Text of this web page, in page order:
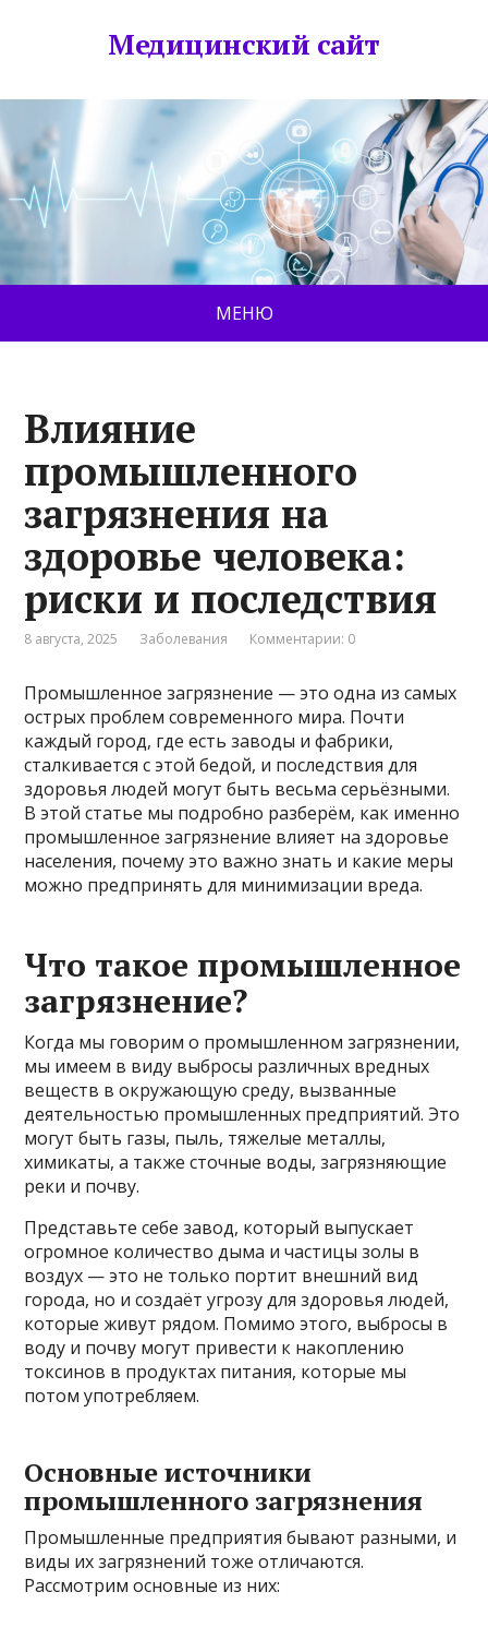
Медицинский сайт
МЕНЮ
Влияние
промышленного
загрязнения на
здоровье человека:
риски и последствия
8 августа, 2025 Заболевания Комментарии: 0
Промышленное загрязнение — это одна из самых
острых проблем современного мира. Почти
каждый город, где есть заводы и фабрики,
сталкивается с этой бедой, и последствия для
здоровья людей могут быть весьма серьёзными.
В этой статье мы подробно разберём, как именно
промышленное загрязнение влияет на здоровье
населения, почему это важно знать и какие меры
можно предпринять для минимизации вреда.
Что такое промышленное
загрязнение?
Когда мы говорим о промышленном загрязнении,
мы имеем в виду выбросы различных вредных
веществ в окружающую среду, вызванные
деятельностью промышленных предприятий. Это
могут быть газы, пыль, тяжелые металлы,
химикаты, а также сточные воды, загрязняющие
реки и почву.
Представьте себе завод, который выпускает
огромное количество дыма и частицы золы в
воздух — это не только портит внешний вид
города, но и создаёт угрозу для здоровья людей,
которые живут рядом. Помимо этого, выбросы в
воду и почву могут привести к накоплению
токсинов в продуктах питания, которые мы
потом употребляем.
Основные источники
промышленного загрязнения
Промышленные предприятия бывают разными, и
виды их загрязнений тоже отличаются.
Рассмотрим основные из них: